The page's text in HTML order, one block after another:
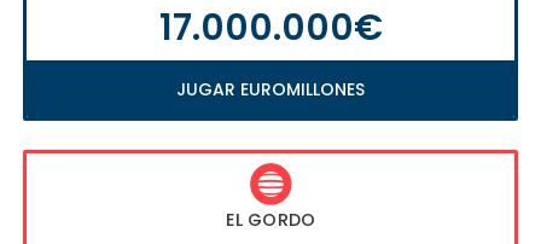
17.000.000€
JUGAR EUROMILLONES
EL GORDO